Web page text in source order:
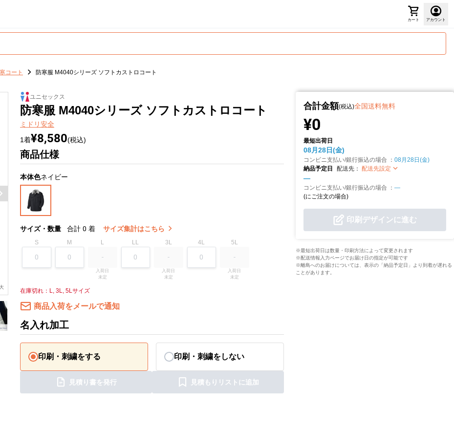
カート アカウント
コート 防寒服 M4040シリーズ ソフトカストロコート
ユニセックス
防寒服 M4040シリーズ ソフトカストロコート
ミドリ安全
1着¥8,580(税込)
商品仕様
本体色ネイビー
サイズ・数量 合計 0 着 サイズ集計はこちら
S M L
入荷日
未定
LL 3L
入荷日
未定
4L 5L
入荷日
未定
在庫切れ：L, 3L, 5Lサイズ
商品入荷をメールで通知
名入れ加工
印刷・刺繍をする 印刷・刺繍をしない
見積り書を発行 見積もりリストに追加
合計金額(税込)全国送料無料
¥0
最短出荷日
08月28日(金)
コンビニ支払い/銀行振込の場合 ： 08月28日(金)
納品予定日
配送先： 配送先設定
—
コンビニ支払い/銀行振込の場合 ： —
(にご注文の場合)
印刷デザインに進む
※最短出荷日は数量・印刷方法によって変更されます
※配送情報入力ページでお届け日の指定が可能です
※離島へのお届けについては、表示の「納品予定日」より到着が遅れる
ことがあります。